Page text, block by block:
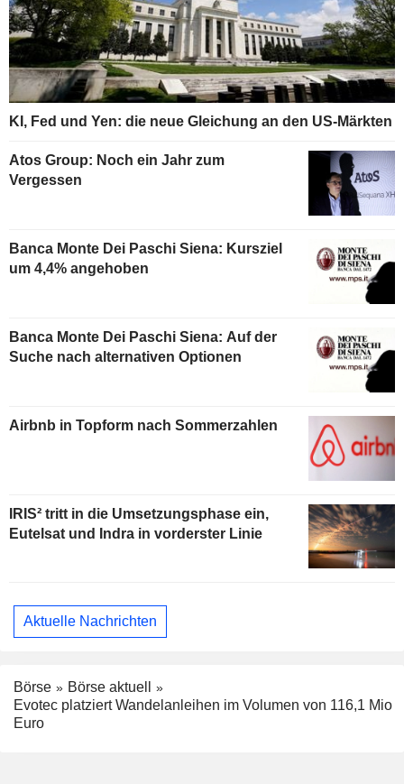
KI, Fed und Yen: die neue Gleichung an den US-Märkten
Atos Group: Noch ein Jahr zum
Vergessen
Banca Monte Dei Paschi Siena: Kursziel
um 4,4% angehoben
Banca Monte Dei Paschi Siena: Auf der
Suche nach alternativen Optionen
Airbnb in Topform nach Sommerzahlen
IRIS² tritt in die Umsetzungsphase ein,
Eutelsat und Indra in vorderster Linie
Aktuelle Nachrichten
Börse
Börse aktuell
Evotec platziert Wandelanleihen im Volumen von 116,1 Mio
Euro